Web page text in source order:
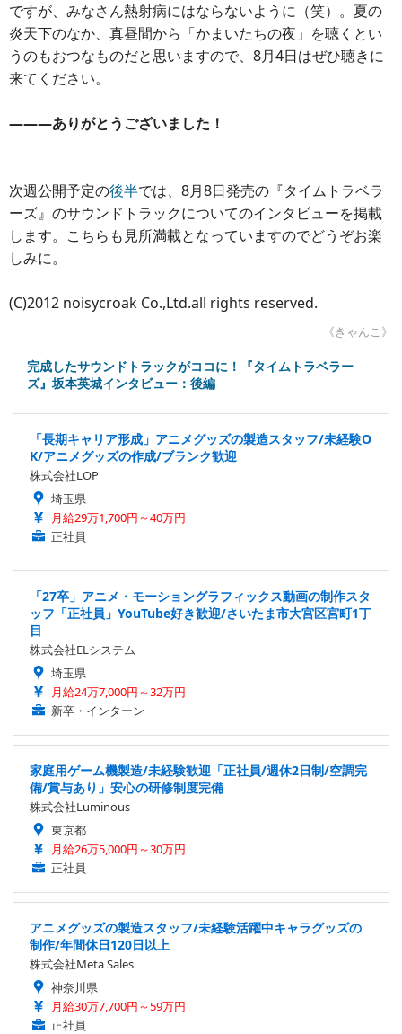
ですが、みなさん熱射病にはならないように（笑）。夏の
炎天下のなか、真昼間から「かまいたちの夜」を聴くとい
うのもおつなものだと思いますので、8月4日はぜひ聴きに
来てください。
―――ありがとうございました！
次週公開予定の後半では、8月8日発売の『タイムトラベラ
ーズ』のサウンドトラックについてのインタビューを掲載
します。こちらも見所満載となっていますのでどうぞお楽
しみに。
(C)2012 noisycroak Co.,Ltd.all rights reserved.
《きゃんこ》
完成したサウンドトラックがココに！『タイムトラベラー
ズ』坂本英城インタビュー：後編
「長期キャリア形成」アニメグッズの製造スタッフ/未経験O
K/アニメグッズの作成/ブランク歓迎
株式会社LOP
埼玉県
月給29万1,700円～40万円
正社員
「27卒」アニメ・モーショングラフィックス動画の制作スタ
ッフ「正社員」YouTube好き歓迎/さいたま市大宮区宮町1丁
目
株式会社ELシステム
埼玉県
月給24万7,000円～32万円
新卒・インターン
家庭用ゲーム機製造/未経験歓迎「正社員/週休2日制/空調完
備/賞与あり」安心の研修制度完備
株式会社Luminous
東京都
月給26万5,000円～30万円
正社員
アニメグッズの製造スタッフ/未経験活躍中キャラグッズの
制作/年間休日120日以上
株式会社Meta Sales
神奈川県
月給30万7,700円～59万円
正社員